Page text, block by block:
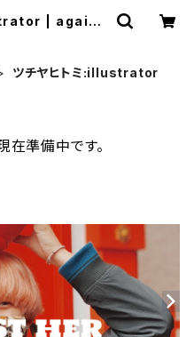
| agains
ツチヤヒトミ:illustrator
準備中です。